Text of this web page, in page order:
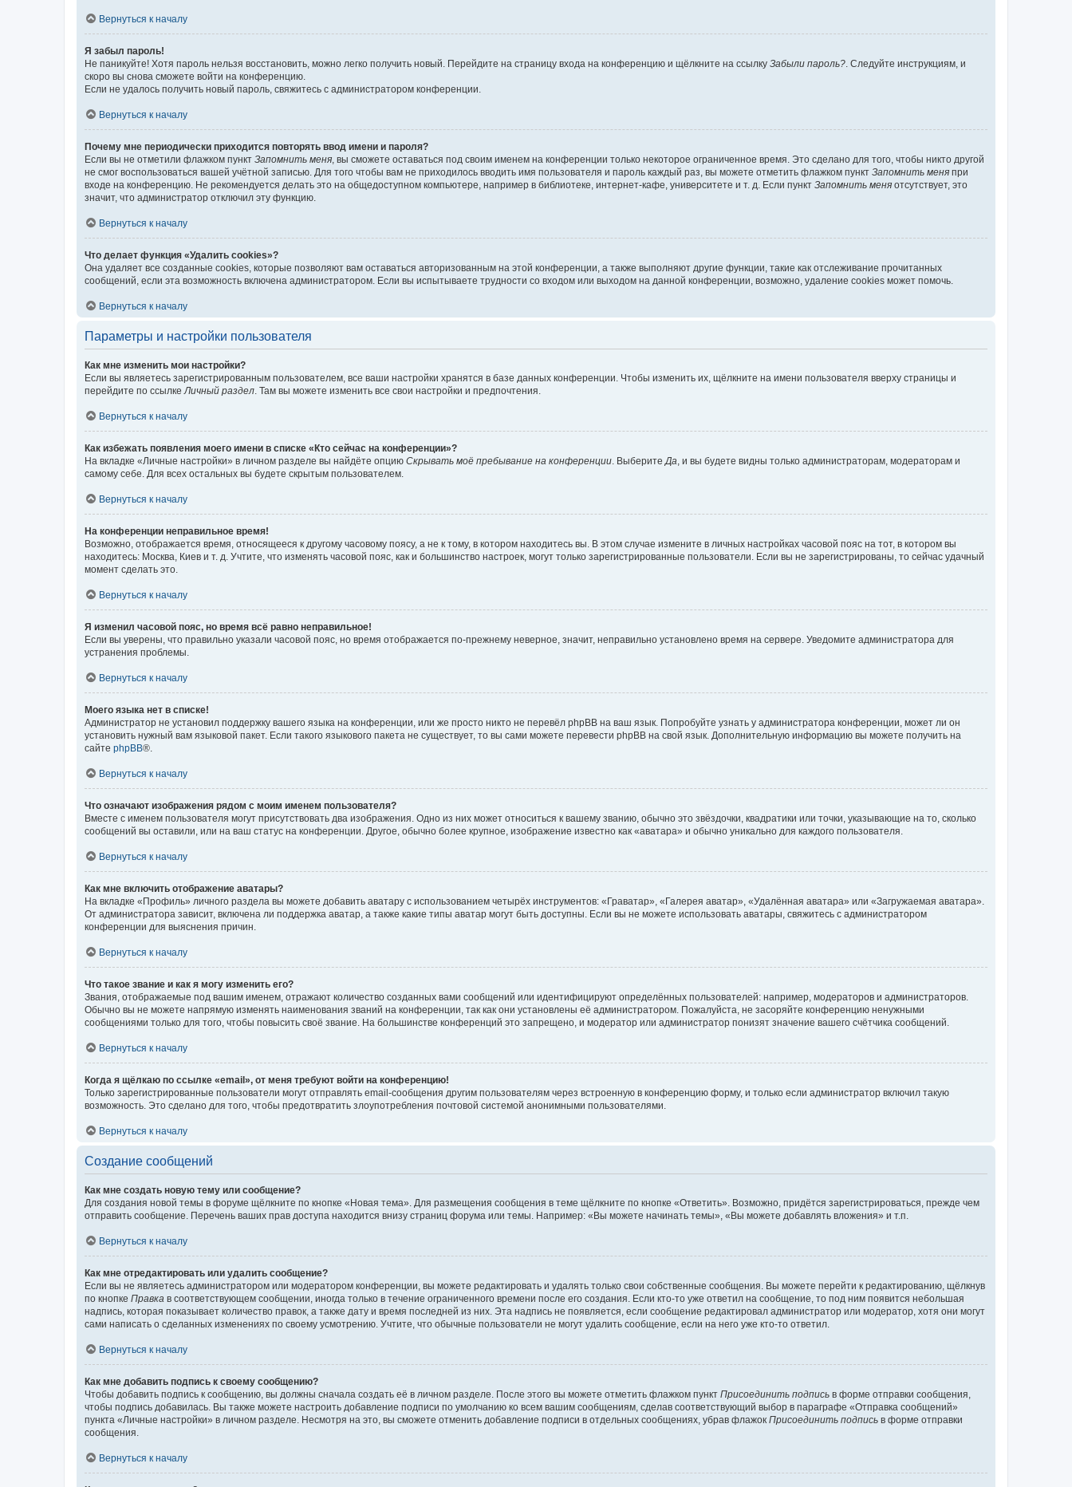
Вернуться к началу
Я забыл пароль!
Не паникуйте! Хотя пароль нельзя восстановить, можно легко получить новый. Перейдите на страницу входа на конференцию и щёлкните на ссылку Забыли пароль? . Следуйте инструкциям, и
скоро вы снова сможете войти на конференцию.
Если не удалось получить новый пароль, свяжитесь с администратором конференции.
Вернуться к началу
Почему мне периодически приходится повторять ввод имени и пароля?
Если вы не отметили флажком пункт Запомнить меня , вы сможете оставаться под своим именем на конференции только некоторое ограниченное время. Это сделано для того, чтобы никто другой
не смог воспользоваться вашей учётной записью. Для того чтобы вам не приходилось вводить имя пользователя и пароль каждый раз, вы можете отметить флажком пункт Запомнить меня при
входе на конференцию. Не рекомендуется делать это на общедоступном компьютере, например в библиотеке, интернет-кафе, университете и т. д. Если пункт Запомнить меня отсутствует, это
значит, что администратор отключил эту функцию.
Вернуться к началу
Что делает функция «Удалить cookies»?
Она удаляет все созданные cookies, которые позволяют вам оставаться авторизованным на этой конференции, а также выполняют другие функции, такие как отслеживание прочитанных
сообщений, если эта возможность включена администратором. Если вы испытываете трудности со входом или выходом на данной конференции, возможно, удаление cookies может помочь.
Вернуться к началу
Параметры и настройки пользователя
Как мне изменить мои настройки?
Если вы являетесь зарегистрированным пользователем, все ваши настройки хранятся в базе данных конференции. Чтобы изменить их, щёлкните на имени пользователя вверху страницы и
перейдите по ссылке Личный раздел . Там вы можете изменить все свои настройки и предпочтения.
Вернуться к началу
Как избежать появления моего имени в списке «Кто сейчас на конференции»?
На вкладке «Личные настройки» в личном разделе вы найдёте опцию Скрывать моё пребывание на конференции . Выберите Да , и вы будете видны только администраторам, модераторам и
самому себе. Для всех остальных вы будете скрытым пользователем.
Вернуться к началу
На конференции неправильное время!
Возможно, отображается время, относящееся к другому часовому поясу, а не к тому, в котором находитесь вы. В этом случае измените в личных настройках часовой пояс на тот, в котором вы
находитесь: Москва, Киев и т. д. Учтите, что изменять часовой пояс, как и большинство настроек, могут только зарегистрированные пользователи. Если вы не зарегистрированы, то сейчас удачный
момент сделать это.
Вернуться к началу
Я изменил часовой пояс, но время всё равно неправильное!
Если вы уверены, что правильно указали часовой пояс, но время отображается по-прежнему неверное, значит, неправильно установлено время на сервере. Уведомите администратора для
устранения проблемы.
Вернуться к началу
Моего языка нет в списке!
Администратор не установил поддержку вашего языка на конференции, или же просто никто не перевёл phpBB на ваш язык. Попробуйте узнать у администратора конференции, может ли он
установить нужный вам языковой пакет. Если такого языкового пакета не существует, то вы сами можете перевести phpBB на свой язык. Дополнительную информацию вы можете получить на
сайте phpBB®.
Вернуться к началу
Что означают изображения рядом с моим именем пользователя?
Вместе с именем пользователя могут присутствовать два изображения. Одно из них может относиться к вашему званию, обычно это звёздочки, квадратики или точки, указывающие на то, сколько
сообщений вы оставили, или на ваш статус на конференции. Другое, обычно более крупное, изображение известно как «аватара» и обычно уникально для каждого пользователя.
Вернуться к началу
Как мне включить отображение аватары?
На вкладке «Профиль» личного раздела вы можете добавить аватару с использованием четырёх инструментов: «Граватар», «Галерея аватар», «Удалённая аватара» или «Загружаемая аватара».
От администратора зависит, включена ли поддержка аватар, а также какие типы аватар могут быть доступны. Если вы не можете использовать аватары, свяжитесь с администратором
конференции для выяснения причин.
Вернуться к началу
Что такое звание и как я могу изменить его?
Звания, отображаемые под вашим именем, отражают количество созданных вами сообщений или идентифицируют определённых пользователей: например, модераторов и администраторов.
Обычно вы не можете напрямую изменять наименования званий на конференции, так как они установлены её администратором. Пожалуйста, не засоряйте конференцию ненужными
сообщениями только для того, чтобы повысить своё звание. На большинстве конференций это запрещено, и модератор или администратор понизят значение вашего счётчика сообщений.
Вернуться к началу
Когда я щёлкаю по ссылке «email», от меня требуют войти на конференцию!
Только зарегистрированные пользователи могут отправлять email-сообщения другим пользователям через встроенную в конференцию форму, и только если администратор включил такую
возможность. Это сделано для того, чтобы предотвратить злоупотребления почтовой системой анонимными пользователями.
Вернуться к началу
Создание сообщений
Как мне создать новую тему или сообщение?
Для создания новой темы в форуме щёлкните по кнопке «Новая тема». Для размещения сообщения в теме щёлкните по кнопке «Ответить». Возможно, придётся зарегистрироваться, прежде чем
отправить сообщение. Перечень ваших прав доступа находится внизу страниц форума или темы. Например: «Вы можете начинать темы», «Вы можете добавлять вложения» и т.п.
Вернуться к началу
Как мне отредактировать или удалить сообщение?
Если вы не являетесь администратором или модератором конференции, вы можете редактировать и удалять только свои собственные сообщения. Вы можете перейти к редактированию, щёлкнув
по кнопке Правка в соответствующем сообщении, иногда только в течение ограниченного времени после его создания. Если кто-то уже ответил на сообщение, то под ним появится небольшая
надпись, которая показывает количество правок, а также дату и время последней из них. Эта надпись не появляется, если сообщение редактировал администратор или модератор, хотя они могут
сами написать о сделанных изменениях по своему усмотрению. Учтите, что обычные пользователи не могут удалить сообщение, если на него уже кто-то ответил.
Вернуться к началу
Как мне добавить подпись к своему сообщению?
Чтобы добавить подпись к сообщению, вы должны сначала создать её в личном разделе. После этого вы можете отметить флажком пункт Присоединить подпись в форме отправки сообщения,
чтобы подпись добавилась. Вы также можете настроить добавление подписи по умолчанию ко всем вашим сообщениям, сделав соответствующий выбор в параграфе «Отправка сообщений»
пункта «Личные настройки» в личном разделе. Несмотря на это, вы сможете отменить добавление подписи в отдельных сообщениях, убрав флажок Присоединить подпись в форме отправки
сообщения.
Вернуться к началу